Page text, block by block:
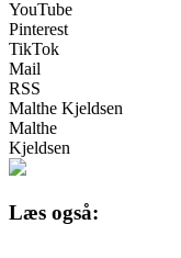
YouTube
Pinterest
TikTok
Mail
RSS
Malthe Kjeldsen
Malthe
Kjeldsen
Læs også: